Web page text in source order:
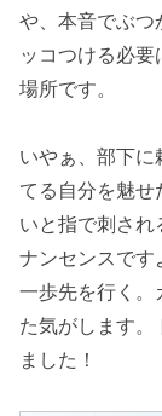
や、本音でぶつ
ッコつける必
場所です。
いやぁ、部下
てる自分を魅
いと指で刺さ
ナンセンスです
一歩先を行く。
た気がします
ました！